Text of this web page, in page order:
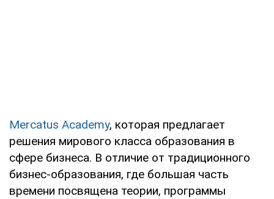
Mercatus Academy, которая предлагает
решения мирового класса образования в
сфере бизнеса. В отличие от традиционного
бизнес-образования, где большая часть
времени посвящена теории, программы